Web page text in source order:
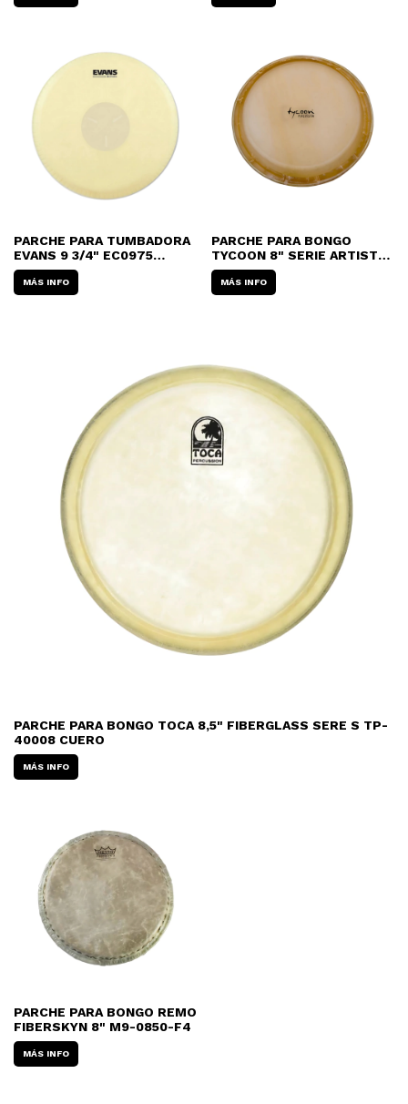
PARCHE PARA TUMBADORA
EVANS 9 3/4" EC0975
CENTRO REFORZADO
MÁS INFO
PARCHE PARA BONGO
TYCOON 8" SERIE ARTIST
TB-80-RH85
MÁS INFO
PARCHE PARA BONGO TOCA 8,5" FIBERGLASS SERE S TP-
40008 CUERO
MÁS INFO
PARCHE PARA BONGO REMO
FIBERSKYN 8" M9-0850-F4
MÁS INFO